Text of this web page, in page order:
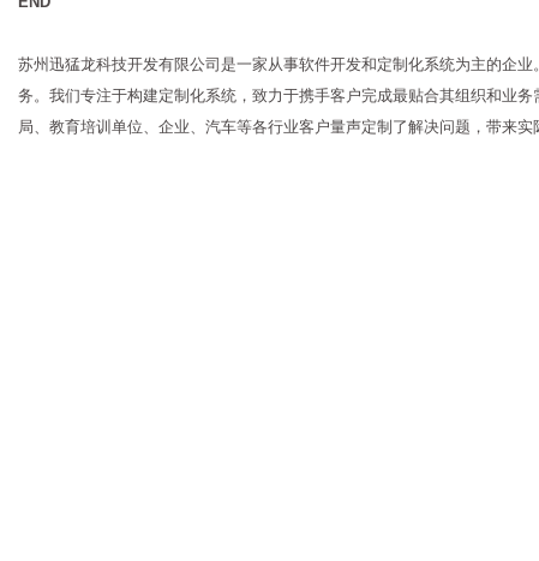
苏州迅猛龙科技开发有限公司是一家从事软件开发和定制化系统为主的企
务。我们专注于构建定制化系统，致力于携手客户完成最贴合其组织和业
局、教育培训单位、企业、汽车等各行业客户量声定制了解决问题，带来